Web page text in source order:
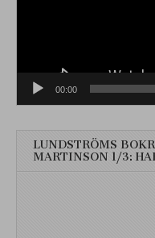
00:00
LUNDSTRÖMS
MARTINSON 1/3: